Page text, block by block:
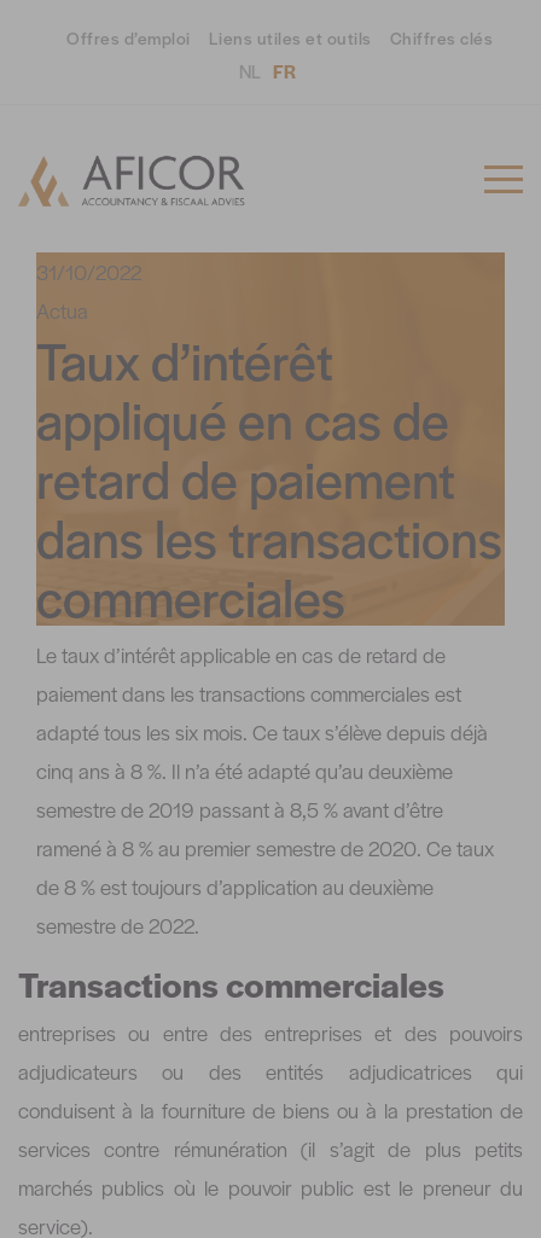
Offres d’emploi Liens utiles et outils Chiffres clés
NL FR
31/10/2022
Actua
Taux d’intérêt
appliqué en cas de
retard de paiement
dans les transactions
commerciales
Le taux d’intérêt applicable en cas de retard de
paiement dans les transactions commerciales est
adapté tous les six mois. Ce taux s’élève depuis déjà
cinq ans à 8 %. Il n’a été adapté qu’au deuxième
semestre de 2019 passant à 8,5 % avant d’être
ramené à 8 % au premier semestre de 2020. Ce taux
de 8 % est toujours d’application au deuxième
semestre de 2022.
Transactions commerciales
entreprises ou entre des entreprises et des pouvoirs
adjudicateurs ou des entités adjudicatrices qui
conduisent à la fourniture de biens ou à la prestation de
services contre rémunération (il s’agit de plus petits
marchés publics où le pouvoir public est le preneur du
service).